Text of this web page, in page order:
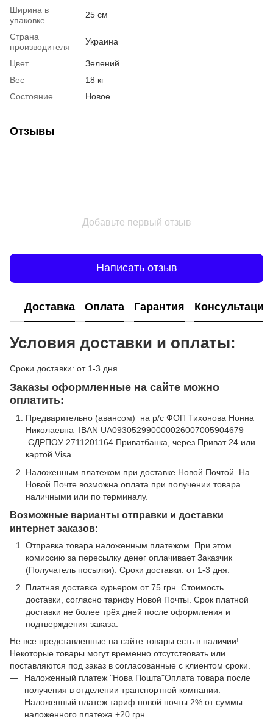
Ширина в
упаковке
25 см
Страна
производителя
Украина
Цвет
Зелений
Вес
18 кг
Состояние
Новое
Отзывы
Добавьте первый отзыв
Написать отзыв
Доставка Оплата Гарантия Консультация
Условия доставки и оплаты:
Сроки доставки: от 1-3 дня.
Заказы оформленные на сайте можно
оплатить:
Предварительно (авансом) на р/с ФОП Тихонова Нонна
Николаевна IBAN UA093052990000026007005904679
ЄДРПОУ 2711201164 Приватбанка, через Приват 24 или
картой Visa
Наложенным платежом при доставке Новой Почтой. На
Новой Почте возможна оплата при получении товара
наличными или по терминалу.
Возможные варианты отправки и доставки
интернет заказов:
Отправка товара наложенным платежом. При этом
комиссию за пересылку денег оплачивает Заказчик
(Получатель посылки). Сроки доставки: от 1-3 дня.
Платная доставка курьером от 75 грн. Стоимость
доставки, согласно тарифу Новой Почты. Срок платной
доставки не более трёх дней после оформления и
подтверждения заказа.
Не все представленные на сайте товары есть в наличии!
Некоторые товары могут временно отсутствовать или
поставляются под заказ в согласованные с клиентом сроки.
Наложенный платеж "Нова Пошта"Оплата товара после
получения в отделении транспортной компании.
Наложенный платеж тариф новой почты 2% от суммы
наложенного платежа +20 грн.